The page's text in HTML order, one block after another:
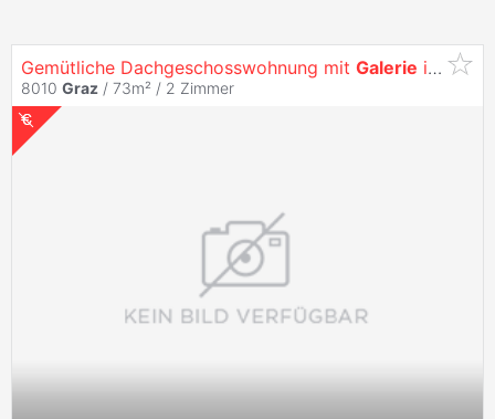
Gemütliche Dachgeschosswohnung mit Galerie in Bester
8010 Graz / 73m² / 2 Zimmer